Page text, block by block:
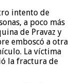
intento de
a poco más
de Pravaz y
emboscó a otra
La víctima
la fractura de